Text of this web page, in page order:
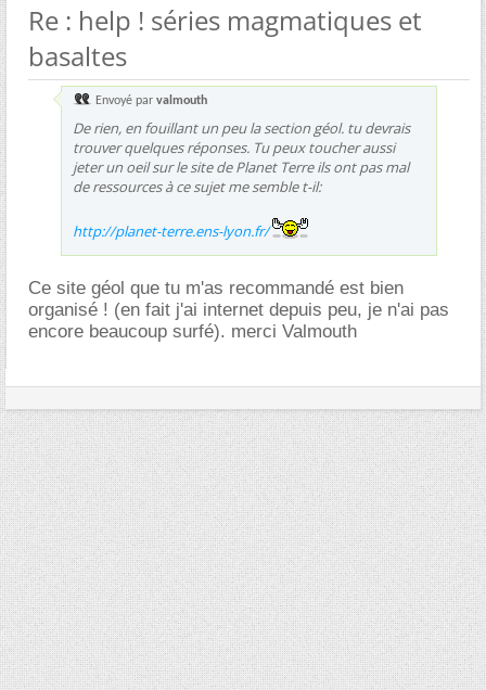
Re : help ! séries magmatiques et
basaltes
Envoyé par valmouth
De rien, en fouillant un peu la section géol. tu devrais
trouver quelques réponses. Tu peux toucher aussi
jeter un oeil sur le site de Planet Terre ils ont pas mal
de ressources à ce sujet me semble t-il:
http://planet-terre.ens-lyon.fr/
Ce site géol que tu m'as recommandé est bien
organisé ! (en fait j'ai internet depuis peu, je n'ai pas
encore beaucoup surfé). merci Valmouth